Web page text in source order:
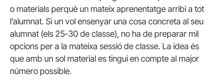
o materials perquè un mateix aprenentatge arribi a tot
l’alumnat. Si un vol ensenyar una cosa concreta al seu
alumnat (els 25-30 de classe), no ha de preparar mil
opcions per a la mateixa sessió de classe. La idea és
que amb un sol material es tingui en compte al major
número possible.